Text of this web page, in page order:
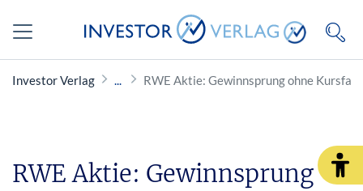
Investor Verlag RWE Aktie: Gewinnsprung ohne
RWE Aktie: Gewinnsprung